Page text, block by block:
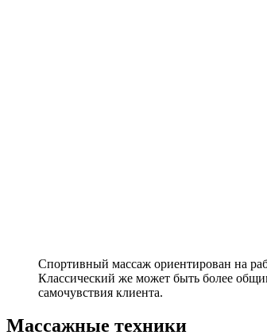
Спортивный массаж ориентирован на
Классический же может быть более
самочувствия клиента.
Массажные техники